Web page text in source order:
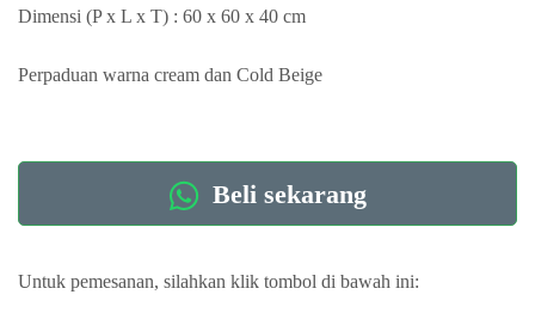
Dimensi (P x L x T) : 60 x 60 x 40 cm
Perpaduan warna cream dan Cold Beige
Beli sekarang
Untuk pemesanan, silahkan klik tombol di bawah ini: